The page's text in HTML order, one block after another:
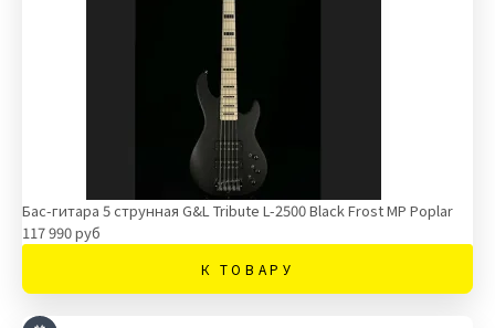
Бас-гитара 5 струнная G&L Tribute L-2500 Black Frost MP Poplar
117 990 руб
К ТОВАРУ